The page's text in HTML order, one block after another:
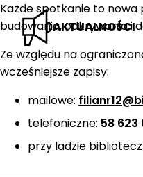
AKTUALNOŚCI
Każde spotkanie to nowa
budowania, odkrywania i
Ze względu na
wcześniejsze zapisy:
mailowe:
telefoniczne: 58 623
przy ladzie